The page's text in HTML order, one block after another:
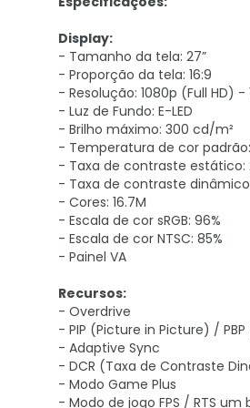
Display:
- Tamanho da tela: 27”
- Proporção da tela: 16:9
- Resolução: 1080p (Full HD) -
- Luz de Fundo: E-LED
- Brilho máximo: 300 cd/m²
- Temperatura de cor
- Taxa de contraste estático:
- Taxa de contraste
- Cores: 16.7M
- Escala de cor sRGB: 96%
- Escala de cor NTSC: 85%
- Painel VA
Recursos:
- Overdrive
- PIP (Picture in Picture) /
- Adaptive Sync
- DCR (Taxa de Contraste
- Modo Game Plus
- Modo de jogo FPS / RTS